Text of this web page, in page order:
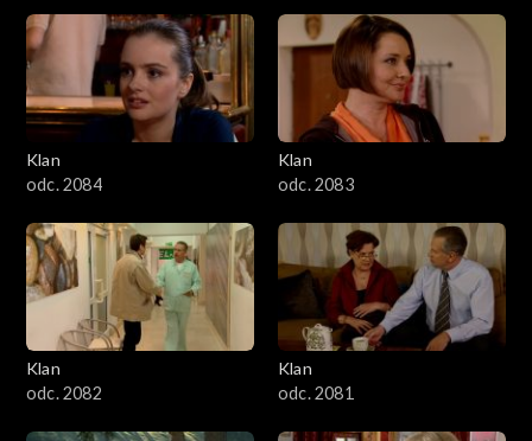
1801–1900
1701–1800
1601–1700
1501–1600
1401–1500
1301–1400
1201–1300
Klan
odc. 2084
Klan
odc. 2083
Klan
odc. 2082
Klan
odc. 2081